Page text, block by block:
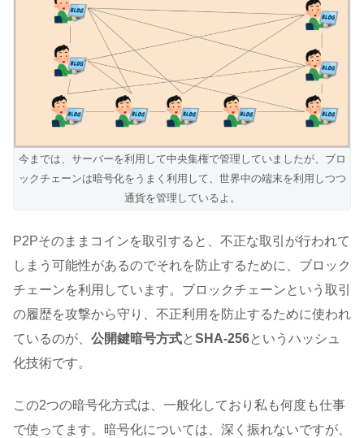
今までは、サーバーを利用して中央集権で管理していましたが、ブロ
ックチェーンは暗号化をうまく利用して、世界中の端末を利用しつつ
通貨を管理しているよ。
P2Pそのままコインを取引すると、不正な取引が行われて
しまう可能性があるのでそれを防止するために、ブロック
チェーンを利用しています。ブロックチェーンという取引
の履歴を攻撃から守り、不正利用を防止するために使われ
ているのが、 公開鍵暗号方式とSHA-256というハッシュ
化技術です。
この2つの暗号化方式は、一般化しており私も何度も仕事
で使ってます。暗号化については、深く振れないですが、